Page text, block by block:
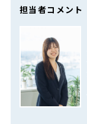
担当者コメント